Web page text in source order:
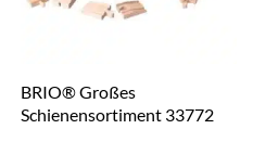
BRIO® Großes
Schienensortiment 33772